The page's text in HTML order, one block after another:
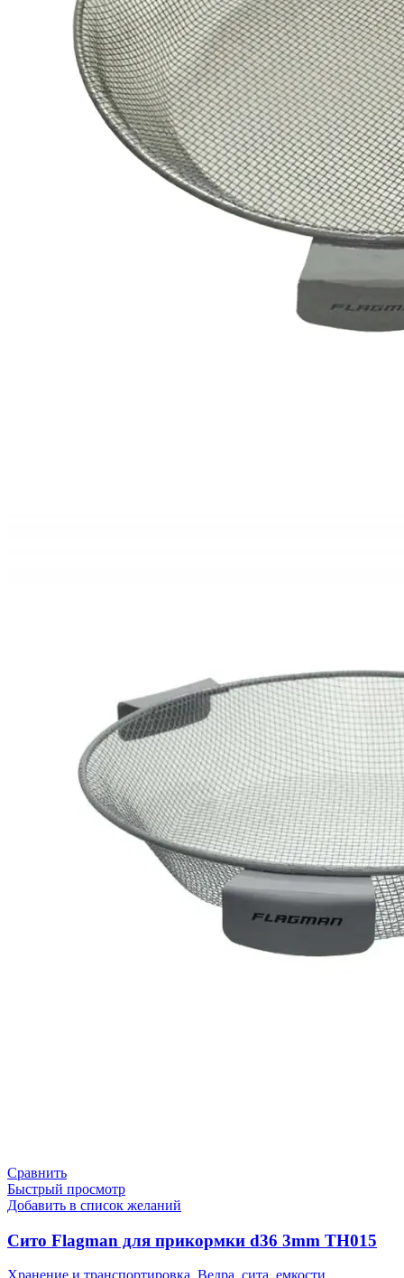
Сравнить
Быстрый просмотр
Добавить в список желаний
Сито Flagman для прикормки d36 3mm TH015